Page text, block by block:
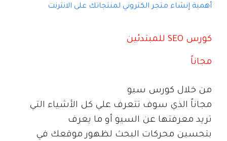
أهمية إنشاء متجر الكتروني لمنتجاتك على الانترنت
كورسSEO للمبتدئين
مجاناً
من خلال كورس سيو
مجاناً الذي سوف تتعرف علي كل الأشياء التي
تريد معرفتها عن السيو أو ما يعرف
بتحسين محركات البحث لظهور موقعك في